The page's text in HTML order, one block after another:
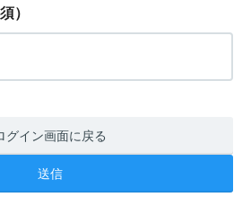
）
グイン画面に戻る